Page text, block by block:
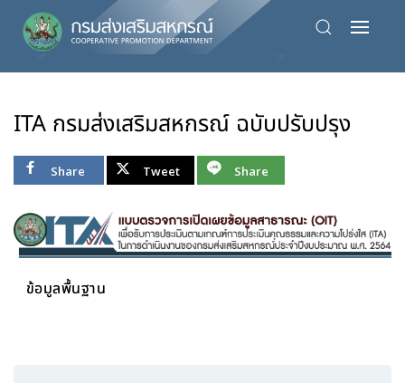
Skip
to
content
ITA กรมส่งเสริมสหกรณ์ ฉบับปรับปรุง
Share Tweet Share
ข้อมูลพื้นฐาน